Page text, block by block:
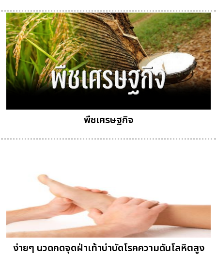
พืชเศรษฐกิจ
ง่ายๆ นวดกดจุดฝ่าเท้าบำบัดโรคความดันโลหิตสูง